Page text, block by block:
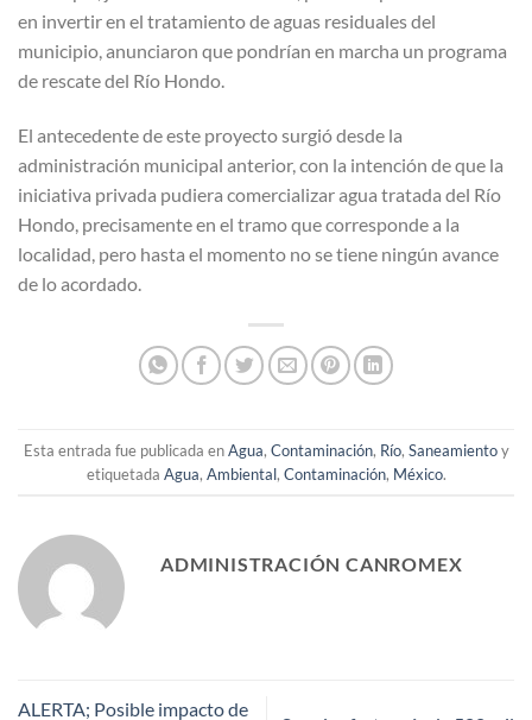
en invertir en el tratamiento de aguas residuales del
municipio, anunciaron que pondrían en marcha un programa
de rescate del Río Hondo.
El antecedente de este proyecto surgió desde la
administración municipal anterior, con la intención de que la
iniciativa privada pudiera comercializar agua tratada del Río
Hondo, precisamente en el tramo que corresponde a la
localidad, pero hasta el momento no se tiene ningún avance
de lo acordado.
Esta entrada fue publicada enAgua, Contaminación, Río, Saneamientoy
etiquetada Agua, Ambiental, Contaminación, México.
ADMINISTRACIÓN CANROMEX
ALERTA; Posible impacto de